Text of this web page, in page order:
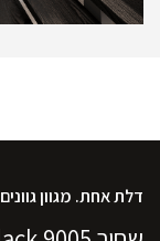
דלת אחת. מגוון גוונים